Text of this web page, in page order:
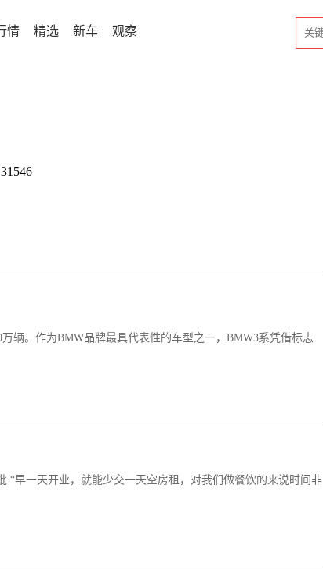
情 精选 新车 观察
辆。作为BMW品牌最具代表性的车型之一，BMW3系凭借标志
“早一天开业，就能少交一天空房租，对我们做餐饮的来说时间非